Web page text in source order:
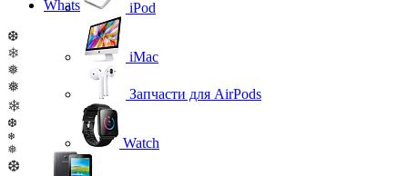
WhatsApp
❆
❄
❅
❅
❄
❆
❄
❅
❆
iPod
iMac
Запчасти для AirPods
Watch